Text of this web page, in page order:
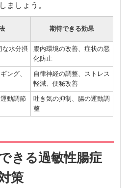
ましょう。
期待できる効果
な水分摂
腸内環境の改善、症状の悪
化防止
ング、
自律神経の調整、ストレス
軽減、便秘改善
動調節
吐き気の抑制、腸の運動調
整
きる過敏性腸症
策